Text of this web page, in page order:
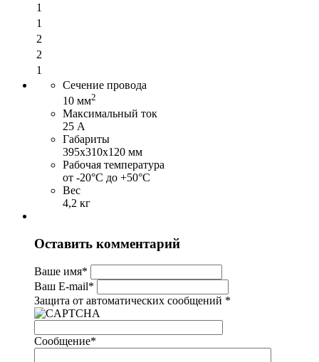
1
1
2
2
1
Сечение провода
10 мм2
Максимальный ток
25 А
Габариты
395x310x120 мм
Рабочая температура
от -20°С до +50°С
Вес
4,2 кг
Оставить комментарий
Ваше имя*
Ваш E-mail*
Защита от автоматических сообщений *
Сообщение*